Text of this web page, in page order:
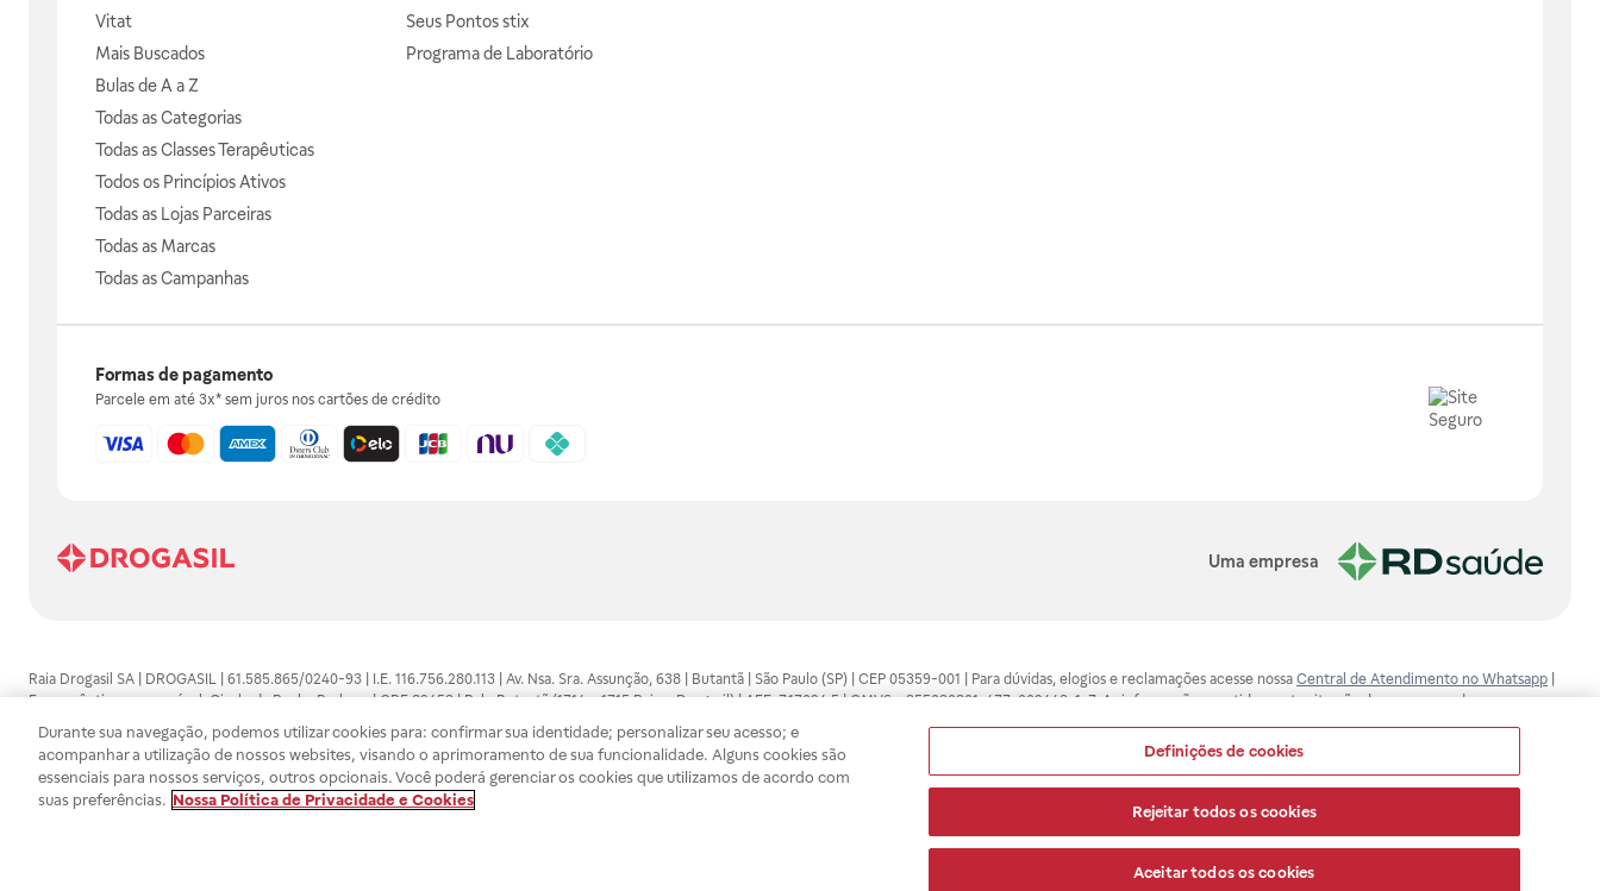
Vitat
Mais Buscados
Bulas de A a Z
Todas as Categorias
Todas as Classes Terapêuticas
Todos os Princípios Ativos
Todas as Lojas Parceiras
Todas as Marcas
Todas as Campanhas
Seus Pontos stix
Programa de Laboratório
Formas de pagamento
Parcele em até 3x* sem juros nos cartões de crédito
Uma empresa
Raia Drogasil SA | DROGASIL | 61.585.865/0240-93 | I.E. 116.756.280.113 | Av. Nsa. Sra. Assunção, 638 | Butantã | São Paulo (SP) | CEP 05359-001 | Para dúvidas, elogios e reclamações acesse nossa Central de Atendimento no Whatsapp
Farmacêutico responsável: Gisele da Penha Barbosa | CRF 89453 | Polo Butantã (1714 e 1715 Raia e Drogasil) | AFE: 7.17094.5 | CMVS - 355030801-477-002443-1-7. As informações contidas neste site não devem ser usadas para
automedicação e não substituem, em hipótese alguma, as orientações dadas pelo profissional da área médica. Somente o médico está apto a diagnosticar qualquer problema de saúde e prescrever o tratamento adequado. Ao
persistirem os sintomas, um médico deverá ser consultado. Os preços e promoções divulgados no site são válidos apenas para compras feitas pela internet. Maiores esclarecimentos, consultar o site: www.anvisa.gov.br. A Raia Drogasil
SA trabalha com as tecnologias mais avançadas de proteção de dados, para que você possa realizar suas compras com tranquilidade. A privacidade e a segurança dos clientes são compromissos da Raia Drogasil SA. Todos os pedidos
efetuados estão sujeitos à confirmação da disponibilidade de produto em nosso estoque.
Durante sua navegação, podemos utilizar cookies para: confirmar sua identidade; personalizar seu acesso; e
acompanhar a utilização de nossos websites, visando o aprimoramento de sua funcionalidade. Alguns cookies são
essenciais para nossos serviços, outros opcionais. Você poderá gerenciar os cookies que utilizamos de acordo com
suas preferências. Nossa Política de Privacidade e Cookies
Definições de cookies
Rejeitar todos os cookies
Aceitar todos os cookies